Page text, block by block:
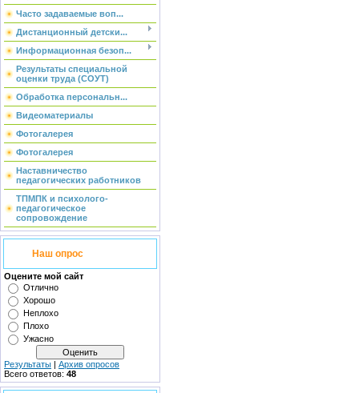
Часто задаваемые воп...
Дистанционный детски...
Информационная безоп...
Результаты специальной
оценки труда (СОУТ)
Обработка персональн...
Видеоматериалы
Фотогалерея
Фотогалерея
Наставничество
педагогических работников
ТПМПК и психолого-
педагогическое
сопровождение
Наш опрос
Оцените мой сайт
Отлично
Хорошо
Неплохо
Плохо
Ужасно
Результаты | Архив опросов
Всего ответов: 48